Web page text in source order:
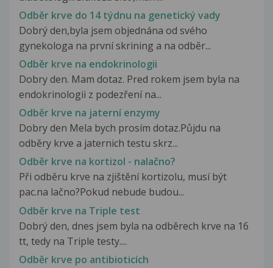
Odběr krve do 14 týdnu na genetický vady
Dobrý den,byla jsem objednána od svého
gynekologa na první skrining a na odběr...
Odběr krve na endokrinologii
Dobry den. Mam dotaz. Pred rokem jsem byla na
endokrinologii z podezření na...
Odběr krve na jaterní enzymy
Dobry den Mela bych prosím dotaz.Půjdu na
odběry krve a jaternich testu skrz...
Odběr krve na kortizol - nalačno?
Při odběru krve na zjištění kortizolu, musí být
pac.na lačno?Pokud nebude budou...
Odběr krve na Triple test
Dobrý den, dnes jsem byla na odběrech krve na 16
tt, tedy na Triple testy....
Odběr krve po antibioticích